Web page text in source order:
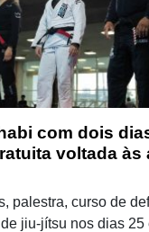
com dois
voltada às
palestra, curso de
jiu-jítsu nos dias 25